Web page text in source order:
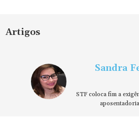
Artigos
Sandra
STF coloca fim a